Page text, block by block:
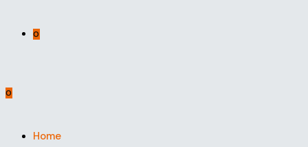
0
0
Home